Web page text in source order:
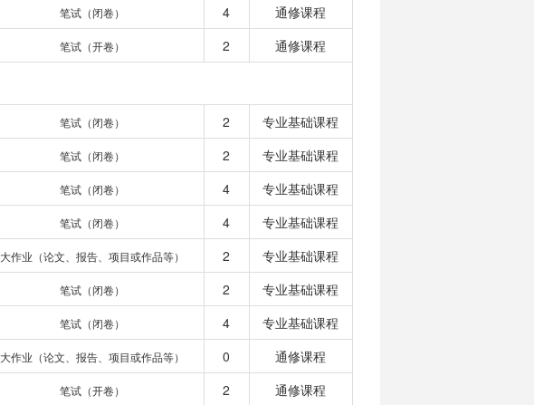
笔试（闭卷） 4
通修课程
笔试（开卷） 2 通修课程
笔试（闭卷） 2
专业基础课程
笔试（闭卷） 2
专业基础课程
笔试（闭卷） 4
专业基础课程
笔试（闭卷） 4
专业基础课程
大作业（论文、报告、项目或作品等） 2
专业基础课程
笔试（闭卷） 2
专业基础课程
笔试（闭卷） 4
专业基础课程
大作业（论文、报告、项目或作品等） 0
通修课程
笔试（开卷） 2 通修课程